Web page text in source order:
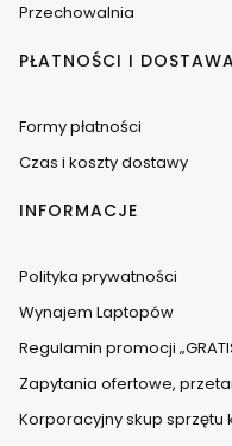
Przechowalnia
PŁATNOŚCI I
Formy płatności
Czas i koszty dostawy
INFORMACJE
Polityka prywatności
Wynajem Laptopów
Regulamin promocji
Zapytania ofertowe,
Korporacyjny skup